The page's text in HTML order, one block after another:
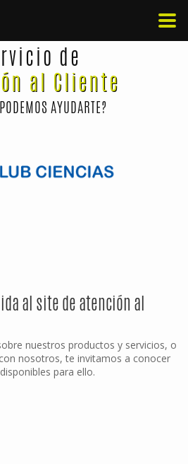
de
al Cliente
AYUDARTE?
al site de atención al
nuestros productos y servicios, o
nosotros, te invitamos a conocer
para ello.